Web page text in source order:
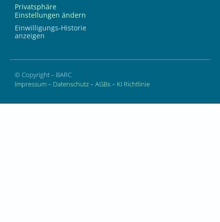
Privatsphäre
Einstellungen ändern
Einwilligungs-Historie
anzeigen
© Copyright – BARC
Impressum– Datenschutz– AGBs– KI Richtlinie